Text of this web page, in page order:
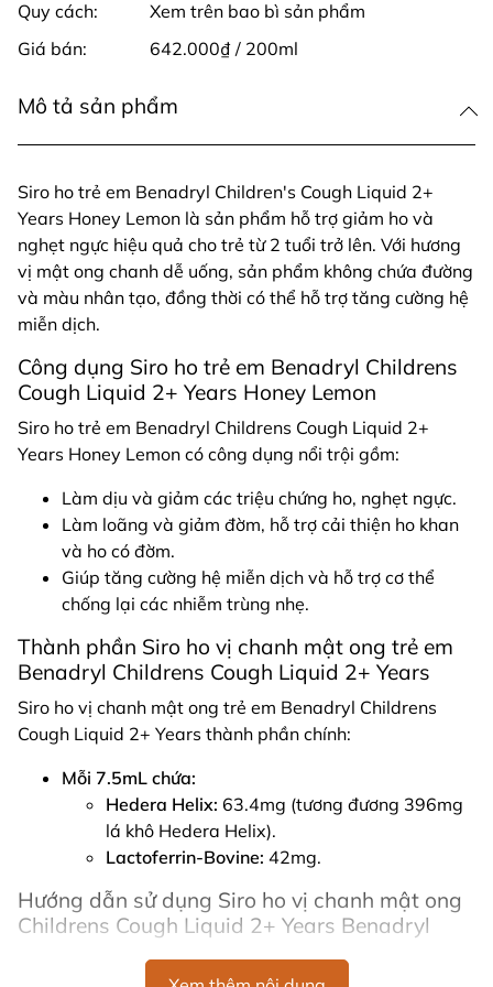
Quy cách:
Xem trên bao bì sản phẩm
Giá bán:
642.000₫ / 200ml
Mô tả sản phẩm
Siro ho trẻ em Benadryl Children's Cough Liquid 2+
Years Honey Lemon là sản phẩm hỗ trợ giảm ho và
nghẹt ngực hiệu quả cho trẻ từ 2 tuổi trở lên. Với hương
vị mật ong chanh dễ uống, sản phẩm không chứa đường
và màu nhân tạo, đồng thời có thể hỗ trợ tăng cường hệ
miễn dịch.
Công dụng Siro ho trẻ em Benadryl Childrens
Cough Liquid 2+ Years Honey Lemon
Siro ho trẻ em Benadryl Childrens Cough Liquid 2+
Years Honey Lemon có công dụng nổi trội gồm:
Làm dịu và giảm các triệu chứng ho, nghẹt ngực.
Làm loãng và giảm đờm, hỗ trợ cải thiện ho khan
và ho có đờm.
Giúp tăng cường hệ miễn dịch và hỗ trợ cơ thể
chống lại các nhiễm trùng nhẹ.
Thành phần Siro ho vị chanh mật ong trẻ em
Benadryl Childrens Cough Liquid 2+ Years
Siro ho vị chanh mật ong trẻ em Benadryl Childrens
Cough Liquid 2+ Years thành phần chính:
Mỗi 7.5mL chứa:
Hedera Helix: 63.4mg (tương đương 396mg
lá khô Hedera Helix).
Lactoferrin-Bovine: 42mg.
Hướng dẫn sử dụng Siro ho vị chanh mật ong
Childrens Cough Liquid 2+ Years Benadryl
Cách sử dụng siro ho Benadryl chanh mật ong cho trẻ